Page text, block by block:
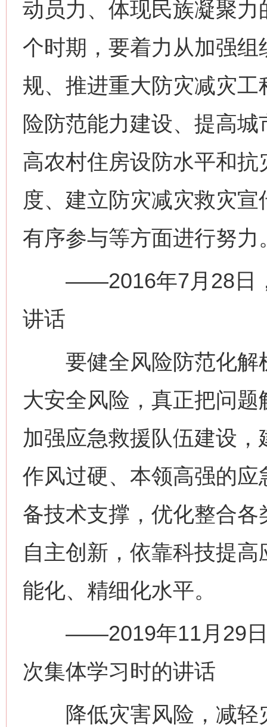
动员力、体现民族凝聚
个时期，要着力从加强
规、推进重大防灾减灾
险防范能力建设、提高
高农村住房设防水平和
度、建立防灾减灾救灾
有序参与等方面进行努力
——2016年7月28日，
讲话
要健全风险防范化解
大安全风险，真正把问
加强应急救援队伍建设
作风过硬、本领高强的
备技术支撑，优化整合
自主创新，依靠科技提
能化、精细化水平。
——2019年11月29日
次集体学习时的讲话
降低灾害风险，减轻